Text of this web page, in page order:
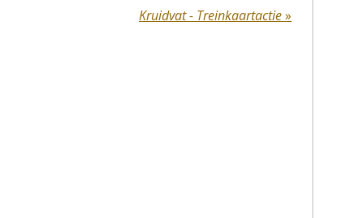
Kruidvat - Treinkaartactie»